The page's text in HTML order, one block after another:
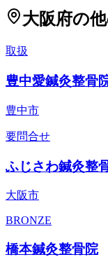
大阪府の
取扱
豊中愛鍼灸整骨
豊中市
要問合せ
ふじさわ鍼灸整
大阪市
BRONZE
橋本鍼灸整骨院